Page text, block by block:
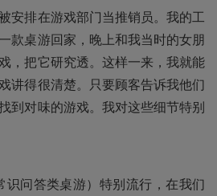
安排在游戏部门当推销员。我的工
款桌游回家，晚上和我当时的女朋
，把它研究透。这样一来，我就能
讲得很清楚。只要顾客告诉我他们
到对味的游戏。我对这些细节特别
问答类桌游）特别流行，在我们